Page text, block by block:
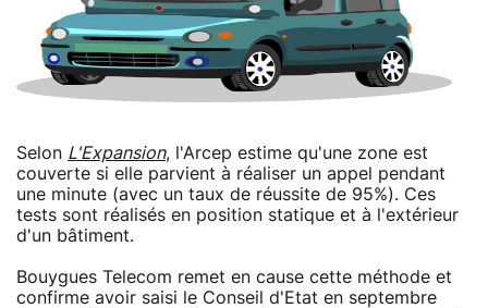
Selon L'Expansion, l'Arcep estime qu'une zone est
couverte si elle parvient à réaliser un appel pendant
une minute (avec un taux de réussite de 95%). Ces
tests sont réalisés en position statique et à l'extérieur
d'un bâtiment.
Bouygues Telecom remet en cause cette méthode et
confirme avoir saisi le Conseil d'Etat en septembre